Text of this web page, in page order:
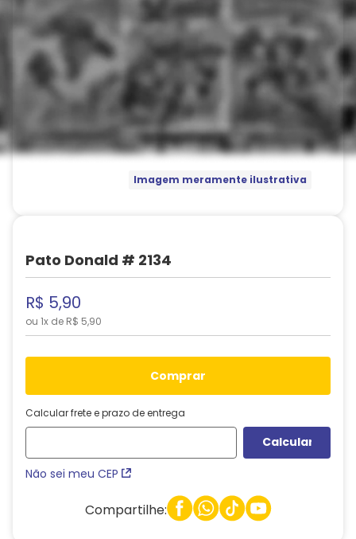
Imagem meramente ilustrativa
Pato Donald # 2134
R$ 5,90
ou 1x de R$ 5,90
comprar
Calcular frete e prazo de entrega
Não sei meu CEP
Compartilhe: